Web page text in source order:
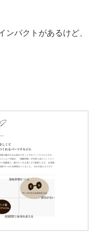
ンパクトがあるけど、